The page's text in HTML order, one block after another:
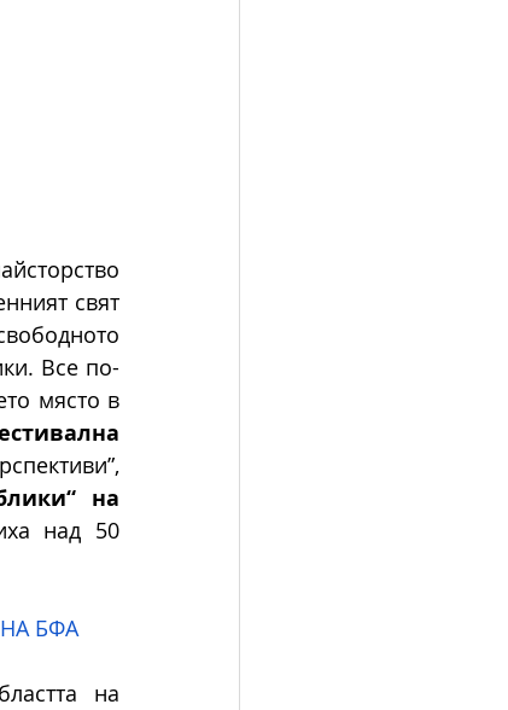
свят
Все по-
място в
на
над 50
БФА
на